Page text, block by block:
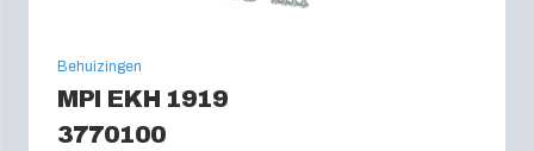
Behuizingen
MPI EKH 1919
3770100